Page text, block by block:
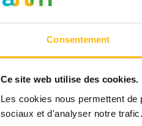
Consentement
Ce site web utilise des cookies.
Les cookies nous permettent
sociaux et d'analyser notre trafic.
Le
loi : le
ou prou
aucune